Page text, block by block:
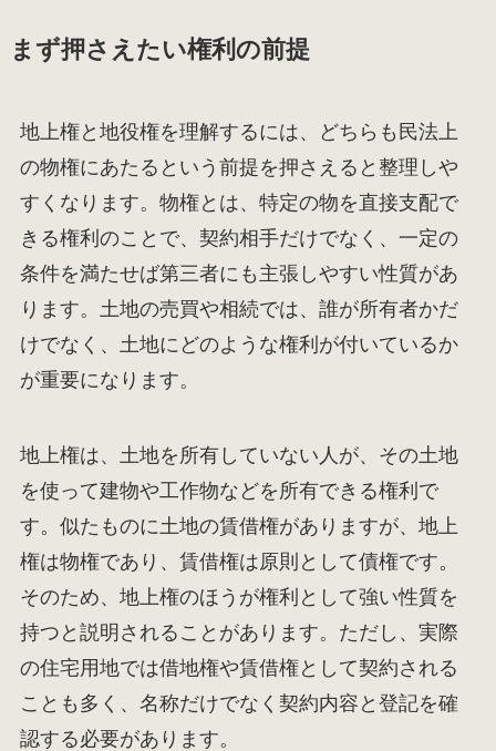
まず押さえたい権利の前提
地上権と地役権を理解するには、どちらも民法上
の物権にあたるという前提を押さえると整理しや
すくなります。物権とは、特定の物を直接支配で
きる権利のことで、契約相手だけでなく、一定の
条件を満たせば第三者にも主張しやすい性質があ
ります。土地の売買や相続では、誰が所有者かだ
けでなく、土地にどのような権利が付いているか
が重要になります。
地上権は、土地を所有していない人が、その土地
を使って建物や工作物などを所有できる権利で
す。似たものに土地の賃借権がありますが、地上
権は物権であり、賃借権は原則として債権です。
そのため、地上権のほうが権利として強い性質を
持つと説明されることがあります。ただし、実際
の住宅用地では借地権や賃借権として契約される
ことも多く、名称だけでなく契約内容と登記を確
認する必要があります。